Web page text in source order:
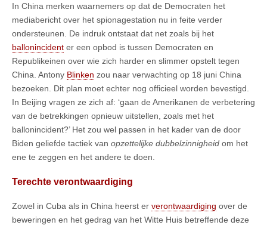
In China merken waarnemers op dat de Democraten het
mediabericht over het spionagestation nu in feite verder
ondersteunen. De indruk ontstaat dat net zoals bij het
ballonincident er een opbod is tussen Democraten en
Republikeinen over wie zich harder en slimmer opstelt tegen
China. Antony Blinken zou naar verwachting op 18 juni China
bezoeken. Dit plan moet echter nog officieel worden bevestigd.
In Beijing vragen ze zich af: ‘gaan de Amerikanen de verbetering
van de betrekkingen opnieuw uitstellen, zoals met het
ballonincident?’ Het zou wel passen in het kader van de door
Biden geliefde tactiek van opzettelijke dubbelzinnigheid om het
ene te zeggen en het andere te doen.
Terechte verontwaardiging
Zowel in Cuba als in China heerst er verontwaardiging over de
beweringen en het gedrag van het Witte Huis betreffende deze